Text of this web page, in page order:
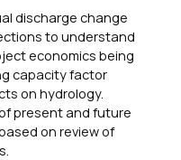
discharge change
to understand
economics being
capacity factor
on hydrology.
present and future
on review of